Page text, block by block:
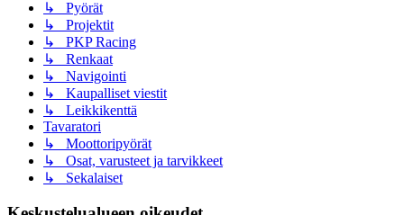
↳ Pyörät
↳ Projektit
↳ PKP Racing
↳ Renkaat
↳ Navigointi
↳ Kaupalliset viestit
↳ Leikkikenttä
Tavaratori
↳ Moottoripyörät
↳ Osat, varusteet ja tarvikkeet
↳ Sekalaiset